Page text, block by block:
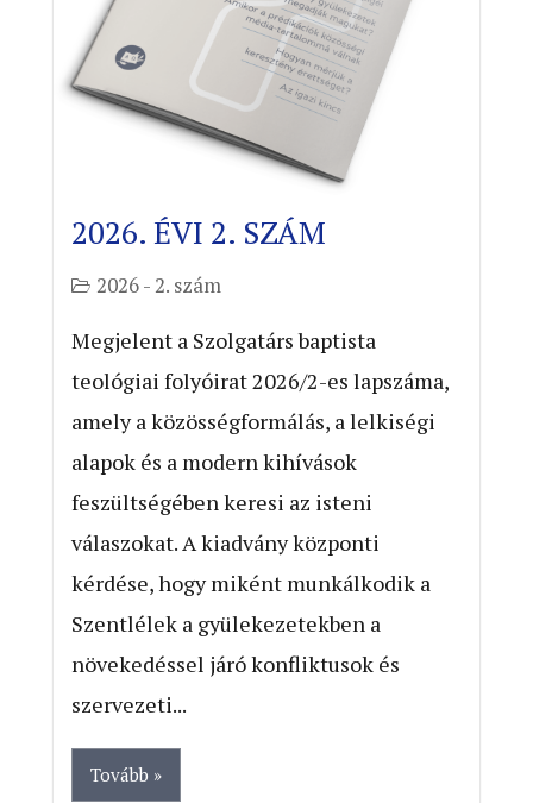
2026. ÉVI 2. SZÁM
2026 - 2. szám
Megjelent a Szolgatárs baptista
teológiai folyóirat 2026/2-es lapszáma,
amely a közösségformálás, a lelkiségi
alapok és a modern kihívások
feszültségében keresi az isteni
válaszokat. A kiadvány központi
kérdése, hogy miként munkálkodik a
Szentlélek a gyülekezetekben a
növekedéssel járó konfliktusok és
szervezeti...
Tovább »